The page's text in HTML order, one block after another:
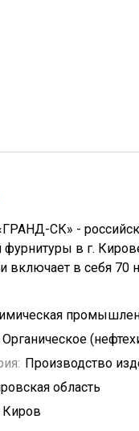
СК» -
в г.
включает в себя 70
Органическое
Производство
область
Киров